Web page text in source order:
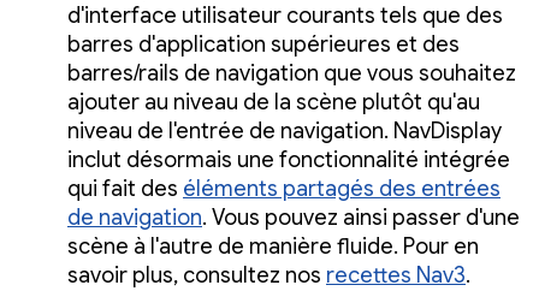
d'interface utilisateur courants tels que des
barres d'application supérieures et des
barres/rails de navigation que vous souhaitez
ajouter au niveau de la scène plutôt qu'au
niveau de l'entrée de navigation. NavDisplay
inclut désormais une fonctionnalité intégrée
qui fait des éléments partagés des entrées
de navigation. Vous pouvez ainsi passer d'une
scène à l'autre de manière fluide. Pour en
savoir plus, consultez nos recettes Nav3.